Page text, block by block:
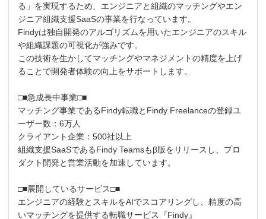
る」を実現するため、エンジニアと組織のマッチングやエン
ジニア組織支援SaaSの事業を行なっています。
Findyは独自開発のアルゴリズムを用いたエンジニアのスキル
や組織課題の可視化が強みです。
この技術を生かしてマッチングやマネジメントの精度を上げ
ることで開発者体験の向上をサポートします。
□■急成長中事業□■
マッチング事業であるFindy転職とFindy Freelanceの登録ユ
ーザー数：6万人
クライアント企業：500社以上
組織支援SaaSであるFindy Teamsもβ版をリリースし、プロ
ダクト開発と営業活動を加速しています。
□■展開しているサービス□■
エンジニアの経験とスキルをAIでスコアリングし、精度の高
いマッチングを提供する転職サービス『Findy』